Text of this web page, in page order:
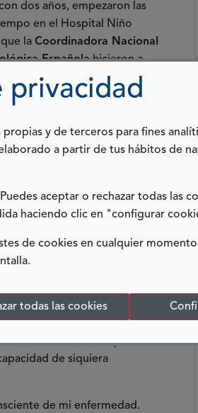
privacidad
y de terceros para fines
a partir de tus hábitos de
aceptar o rechazar todas las
haciendo clic en "configurar
de cookies en cualquier
todas las cookies
dos años, empezaron las
en el Hospital Niño
la Coordinadora Nacional
Españolahicieron a
informada’
y sus horarios, sabía cuáles
Las cosas me costaban más
feliz,
independientemente
mis compañeros, tanto física
cuerpo de una adolescente
los pantalones de pana
conocí a los actualmente
una toma, aunque
las agujas. El problema,
inactiva, un brote repentino
de siquiera
de mi enfermedad.